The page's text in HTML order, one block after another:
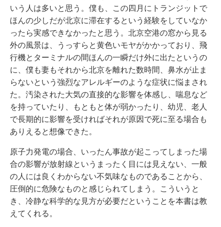
いう人は多いと思う。僕も、この四月にトランジットで
ほんの少しだが北京に滞在するという経験をしていなか
ったら実感できなかったと思う。北京空港の窓から見る
外の風景は、うっすらと黄色いモヤがかかっており、飛
行機とターミナルの間ほんの一瞬だけ外に出たというの
に、僕も妻もそれから北京を離れた数時間、鼻水が止ま
らないという強烈なアレルギーのような症状に悩まされ
た。汚染された大気の直接的な影響を体感し、喘息など
を持っていたり、もともと体が弱かったり、幼児、老人
で長期的に影響を受ければそれが原因で死に至る場合も
ありえると想像できた。
原子力発電の場合、いったん事故が起こってしまった場
合の影響が放射線というまったく目には見えない、一般
の人には良くわからない不気味なものであることから、
圧倒的に危険なものと感じられてしまう。こういうと
き、冷静な科学的な見方が必要だということを本書は教
えてくれる。